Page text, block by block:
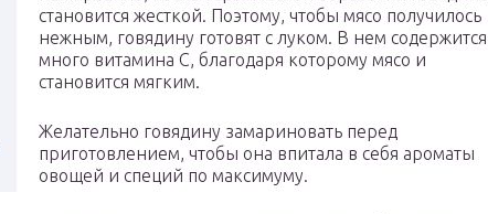
становится жесткой. Поэтому, чтобы мясо получилось
нежным, говядину готовят с луком. В нем содержится
много витамина С, благодаря которому мясо и
становится мягким.
Желательно говядину замариновать перед
приготовлением, чтобы она впитала в себя ароматы
овощей и специй по максимуму.